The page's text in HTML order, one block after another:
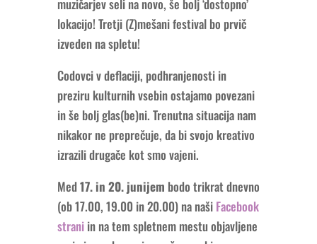
muzičarjev seli na novo, še bolj ‘dostopno’
lokacijo! Tretji (Z)mešani festival bo prvič
izveden na spletu!
Codovci v deflaciji, podhranjenosti in
preziru kulturnih vsebin ostajamo povezani
in še bolj glas(be)ni. Trenutna situacija nam
nikakor ne preprečuje, da bi svojo kreativo
izrazili drugače kot smo vajeni.
Med17. in 20. junijem bodo trikrat dnevno
(ob 17.00, 19.00 in 20.00) na naši Facebook
straniin na tem spletnem mestu objavljene